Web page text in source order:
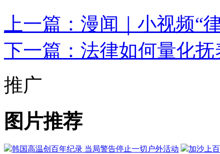
上一篇：漫闻｜小视频“
下一篇：法律如何量化
推广
图片推荐
韩国高温创百年纪录 当局警告停止一切户外活动
加沙上